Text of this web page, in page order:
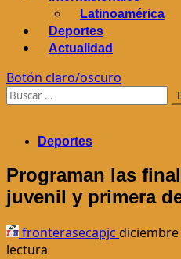
Latinoamérica
Deportes
Actualidad
Botón claro/oscuro
Buscar:
Deportes
Programan las
juvenil y primera
fronterasecapjc diciembre
lectura